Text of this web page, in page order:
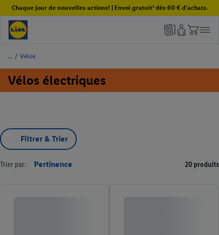
Chaque jour de nouvelles actions! | Envoi gratuit¹ dès 60 € d'achats.
/ Vélos
Vélos électriques
Filtrer & Trier
Trier par: Pertinence 20 produits